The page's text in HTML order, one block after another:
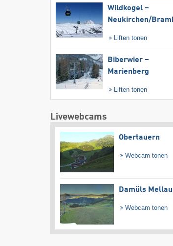
Wildkogel –
Neukirchen/​
Liften tonen
Biberwier –
Marienberg
Liften tonen
Livewebcams
Obertauern
Webcam tonen
Damüls Mellau
Webcam tonen